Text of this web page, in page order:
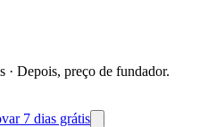
· Depois, preço de fundador.
7 dias grátis